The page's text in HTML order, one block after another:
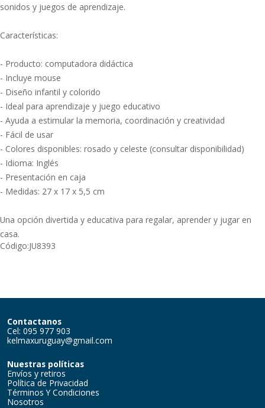
sonidos y juegos de aprendizaje.
Características:
- Producto: computadora didáctica
- Incluye mouse
- Diseño infantil y colorido
- Ideal para aprendizaje y juego educativo
- Ayuda a estimular la memoria, coordinación y creatividad
- Fácil de usar
- Colores disponibles: rosado y celeste (consultar disponibilidad)
- Idioma: Inglés
- Presentación en caja
- Medidas: 27 x 17 x 5,5 cm
Una opción divertida y educativa para regalar, aprender y jugar en
casa.
Código:JU8393
Contactanos
Cel: 095 977 903
kelmaxuruguay@gmail.com
Nuestras políticas
Envíos y retiros
Política de Privacidad
Términos Y Condiciones
Nosotros